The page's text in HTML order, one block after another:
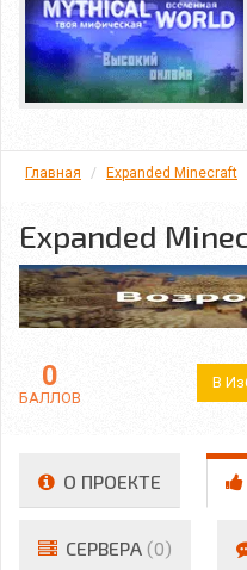
Главная Expanded Minecraft
Expanded
0
БАЛЛОВ
В
О ПРОЕКТЕ
СЕРВЕРА (0)